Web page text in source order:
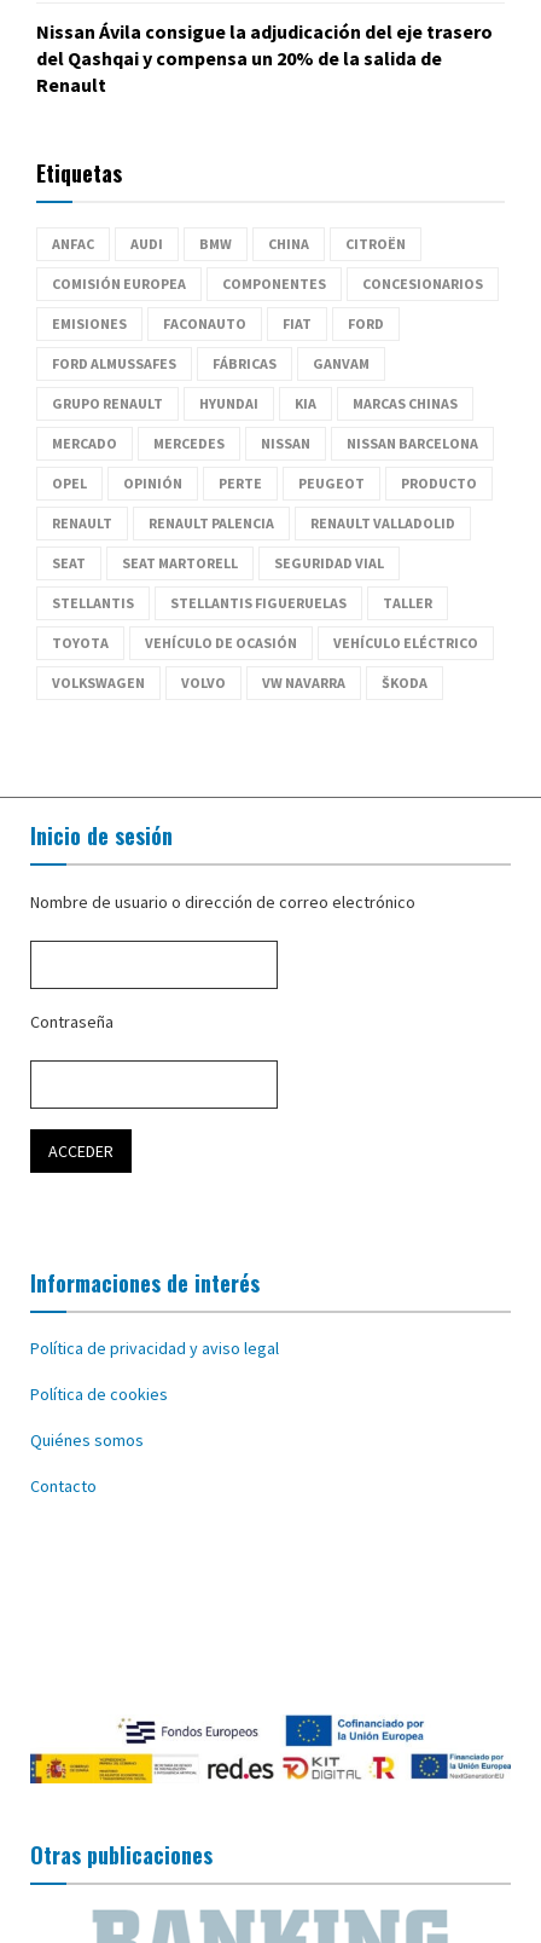
Nissan Ávila consigue la adjudicación del eje trasero
del Qashqai y compensa un 20% de la salida de
Renault
Etiquetas
ANFAC AUDI BMW CHINA CITROËN
COMISIÓN EUROPEA COMPONENTES CONCESIONARIOS
EMISIONES FACONAUTO FIAT FORD
FORD ALMUSSAFES FÁBRICAS GANVAM
GRUPO RENAULT HYUNDAI KIA MARCAS CHINAS
MERCADO MERCEDES NISSAN NISSAN BARCELONA
OPEL OPINIÓN PERTE PEUGEOT PRODUCTO
RENAULT RENAULT PALENCIA RENAULT VALLADOLID
SEAT SEAT MARTORELL SEGURIDAD VIAL
STELLANTIS STELLANTIS FIGUERUELAS TALLER
TOYOTA VEHÍCULO DE OCASIÓN VEHÍCULO ELÉCTRICO
VOLKSWAGEN VOLVO VW NAVARRA ŠKODA
Inicio de sesión
Nombre de usuario o dirección de correo electrónico
Contraseña
Informaciones de interés
Política de privacidad y aviso legal
Política de cookies
Quiénes somos
Contacto
Otras publicaciones